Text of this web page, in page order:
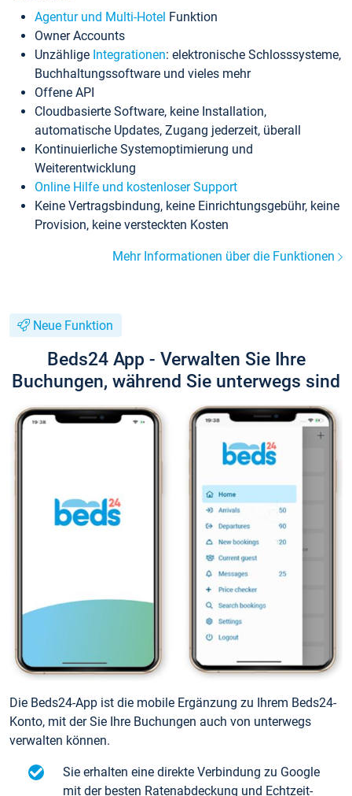
Agentur und Multi-Hotel Funktion
Owner Accounts
Unzählige Integrationen: elektronische Schlosssysteme,
Buchhaltungssoftware und vieles mehr
Offene API
Cloudbasierte Software, keine Installation,
automatische Updates, Zugang jederzeit, überall
Kontinuierliche Systemoptimierung und
Weiterentwicklung
Online Hilfe und kostenloser Support
Keine Vertragsbindung, keine Einrichtungsgebühr, keine
Provision, keine versteckten Kosten
Mehr Informationen über die Funktionen
Neue Funktion
Beds24 App - Verwalten Sie Ihre
Buchungen, während Sie unterwegs sind
Die Beds24-App ist die mobile Ergänzung zu Ihrem Beds24-
Konto, mit der Sie Ihre Buchungen auch von unterwegs
verwalten können.
Sie erhalten eine direkte Verbindung zu Google
mit der besten Ratenabdeckung und Echtzeit-